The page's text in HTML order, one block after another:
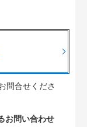
問合せくださ
お問い合わせ